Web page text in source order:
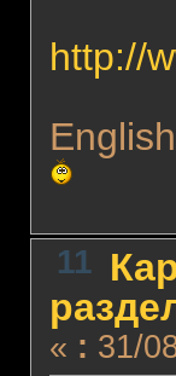
http://
11
« : 31/